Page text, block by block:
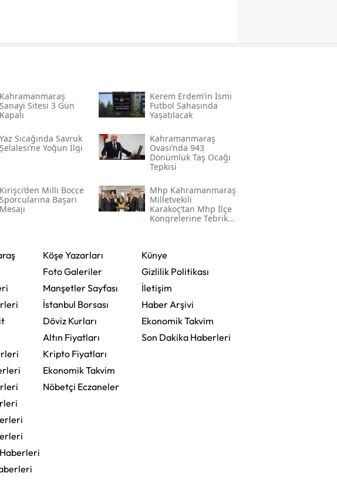
Kahramanmaraş
Sanayi Sitesi 3 Gün
Kapalı
Kerem Erdem’in İsmi
Futbol Sahasında
Yaşatılacak
Yaz Sıcağında Savruk
Şelalesi’ne Yoğun İlgi
Kahramanmaraş
Ovası’nda 943
Dönümlük Taş Ocağı
Tepkisi
Kirişci’den Milli Bocce
Sporcularına Başarı
Mesajı
Mhp Kahramanmaraş
Milletvekili
Karakoç’tan Mhp İlçe
Kongrelerine Tebrik
Köşe Yazarları
Foto Galeriler
Manşetler Sayfası
İstanbul Borsası
Döviz Kurları
Altın Fiyatları
Kripto Fiyatları
Ekonomik Takvim
Nöbetçi Eczaneler
Künye
Gizlilik Politikası
İletişim
Haber Arşivi
Ekonomik Takvim
Son Dakika Haberleri